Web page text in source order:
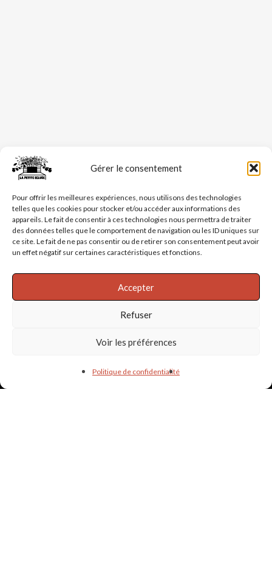
Gérer le consentement
Pour offrir les meilleures expériences, nous utilisons des technologies
telles que les cookies pour stocker et/ou accéder aux informations des
appareils. Le fait de consentir à ces technologies nous permettra de traiter
des données telles que le comportement de navigation ou les ID uniques sur
ce site. Le fait de ne pas consentir ou de retirer son consentement peut avoir
un effet négatif sur certaines caractéristiques et fonctions.
Accepter
Refuser
Voir les préférences
Politique de confidentialité